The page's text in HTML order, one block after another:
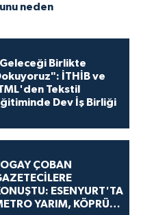
neden
Birlikte
İTHİB ve
Tekstil
Dev İş Birliği
ÇOBAN
ESENYURT'TA
YARIM, KÖPRÜ